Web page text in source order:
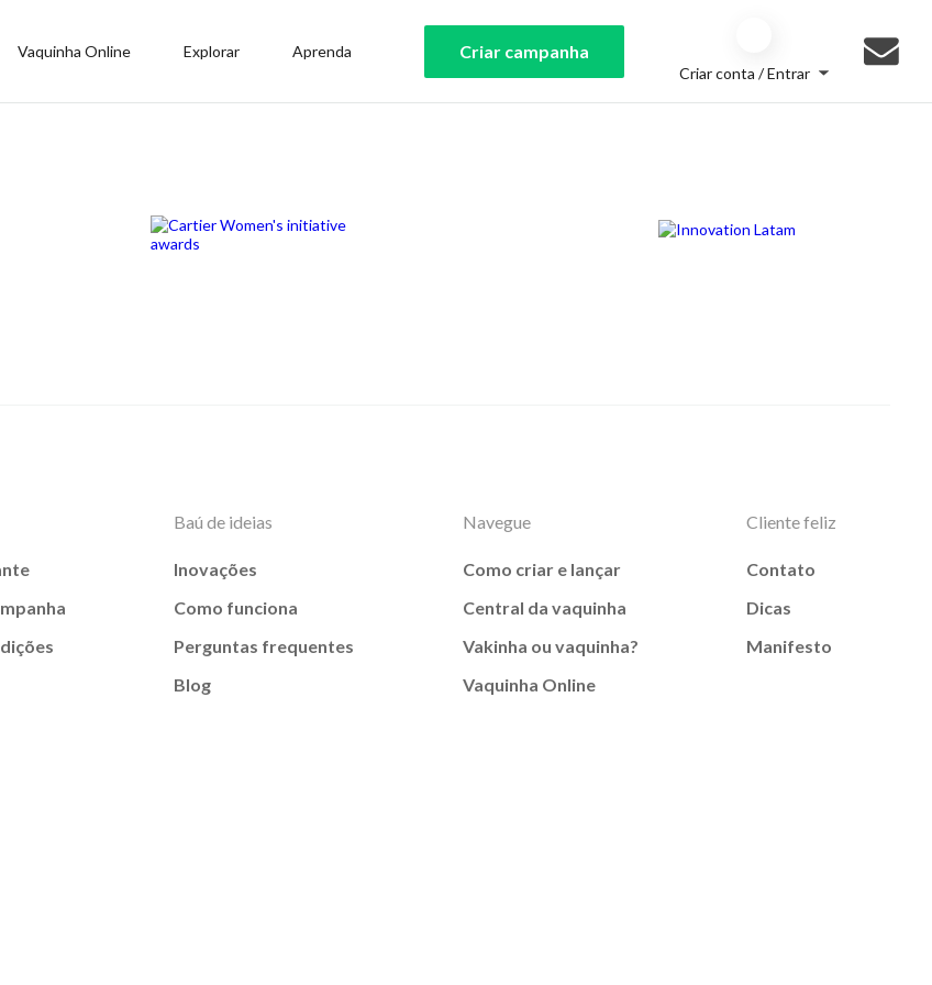
Vaquinha Online Explorar Aprenda Criar campanha
Criar conta / Entrar
Baú de ideias
Inovações
Como funciona
Perguntas frequentes
Blog
Navegue
Como criar e lançar
Central da vaquinha
Vakinha ou vaquinha?
Vaquinha Online
Cliente feliz
Contato
Dicas
Manifesto